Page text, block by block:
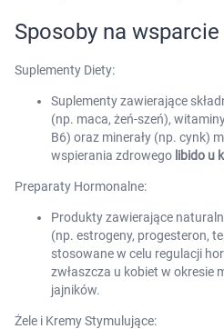
Sposoby na
Suplementy Diety:
Suplementy zawierające
(np. maca, żeń-szeń),
B6) oraz minerały (np. cynk)
wspierania zdrowego libido u
Preparaty Hormonalne:
Produkty zawierające
(np. estrogeny, progesteron,
stosowane w celu regulacji
zwłaszcza u kobiet w okresie
jajników.
Żele i Kremy Stymulujące: